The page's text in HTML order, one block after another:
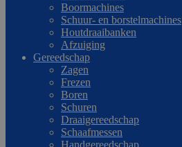
Boormachines
Schuur- en borstelmachines
Houtdraaibanken
Afzuiging
Gereedschap
Zagen
Frezen
Boren
Schuren
Draaigereedschap
Schaafmessen
Handgereedschap